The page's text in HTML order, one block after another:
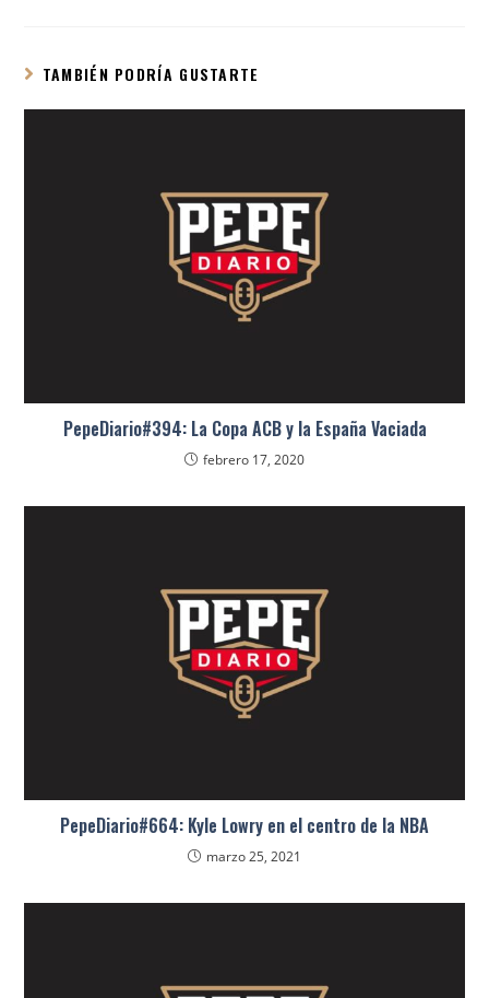
TAMBIÉN PODRÍA GUSTARTE
PepeDiario#394: La Copa ACB y la España Vaciada
febrero 17, 2020
PepeDiario#664: Kyle Lowry en el centro de la NBA
marzo 25, 2021